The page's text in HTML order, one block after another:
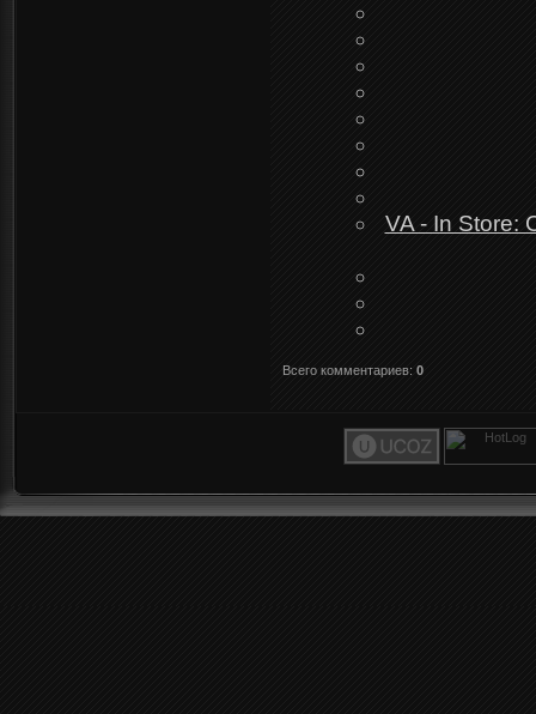
VA - In Store:
Всего комментариев: 0